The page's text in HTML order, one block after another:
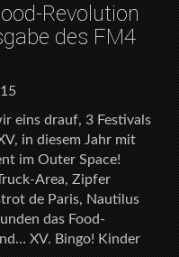
Revolution
des FM4
eins drauf, 3 Festivals
in diesem Jahr mit
im Outer Space!
Area, Zipfer
de Paris, Nautilus
das Food-
XV. Bingo! Kinder